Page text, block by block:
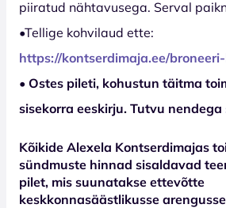
piiratud nähtavusega. Serval
•Tellige kohvilaud ette:
https://kontserdimaja.ee/
• Ostes pileti, kohustun täitma
sisekorra eeskirju. Tutvu nendega
Kõikide Alexela Kontserdimajas
sündmuste hinnad sisaldavad
pilet, mis suunatakse ettevõtte
keskkonnasäästlikusse